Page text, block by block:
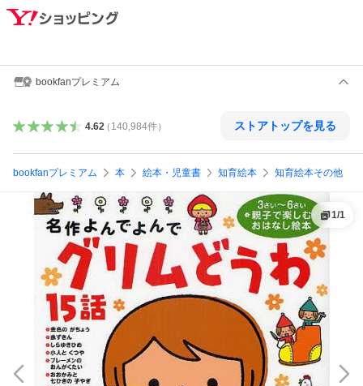
bookfanプレミアム
4.62（ 140,984件） ストアトップを見る
bookfanプレミアム 本 絵本・児童書 知育絵本 知育絵本その他
1/1